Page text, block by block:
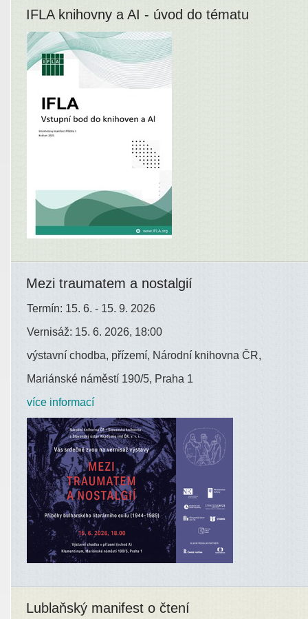
IFLA knihovny a AI - úvod do tématu
Mezi traumatem a nostalgií
Termín: 15. 6. - 15. 9. 2026
Vernisáž: 15. 6. 2026, 18:00
výstavní chodba, přízemí, Národní knihovna ČR,
Mariánské náměstí 190/5, Praha 1
více informací
Lublaňský manifest o čtení